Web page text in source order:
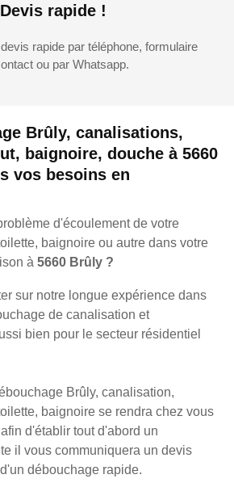
Brûly, canalisations,
baignoire, douche à 5660
vos besoins en
d'écoulement de votre
baignoire ou autre dans votre
à 5660 Brûly ?
sur notre longue expérience dans
de canalisation et
bien pour le secteur résidentiel
Brûly, canalisation,
baignoire se rendra chez vous
d'établir tout d'abord un
il vous communiquera un devis
débouchage rapide.
Devis rapide !
rapide par téléphone, formulaire
ou par Whatsapp.